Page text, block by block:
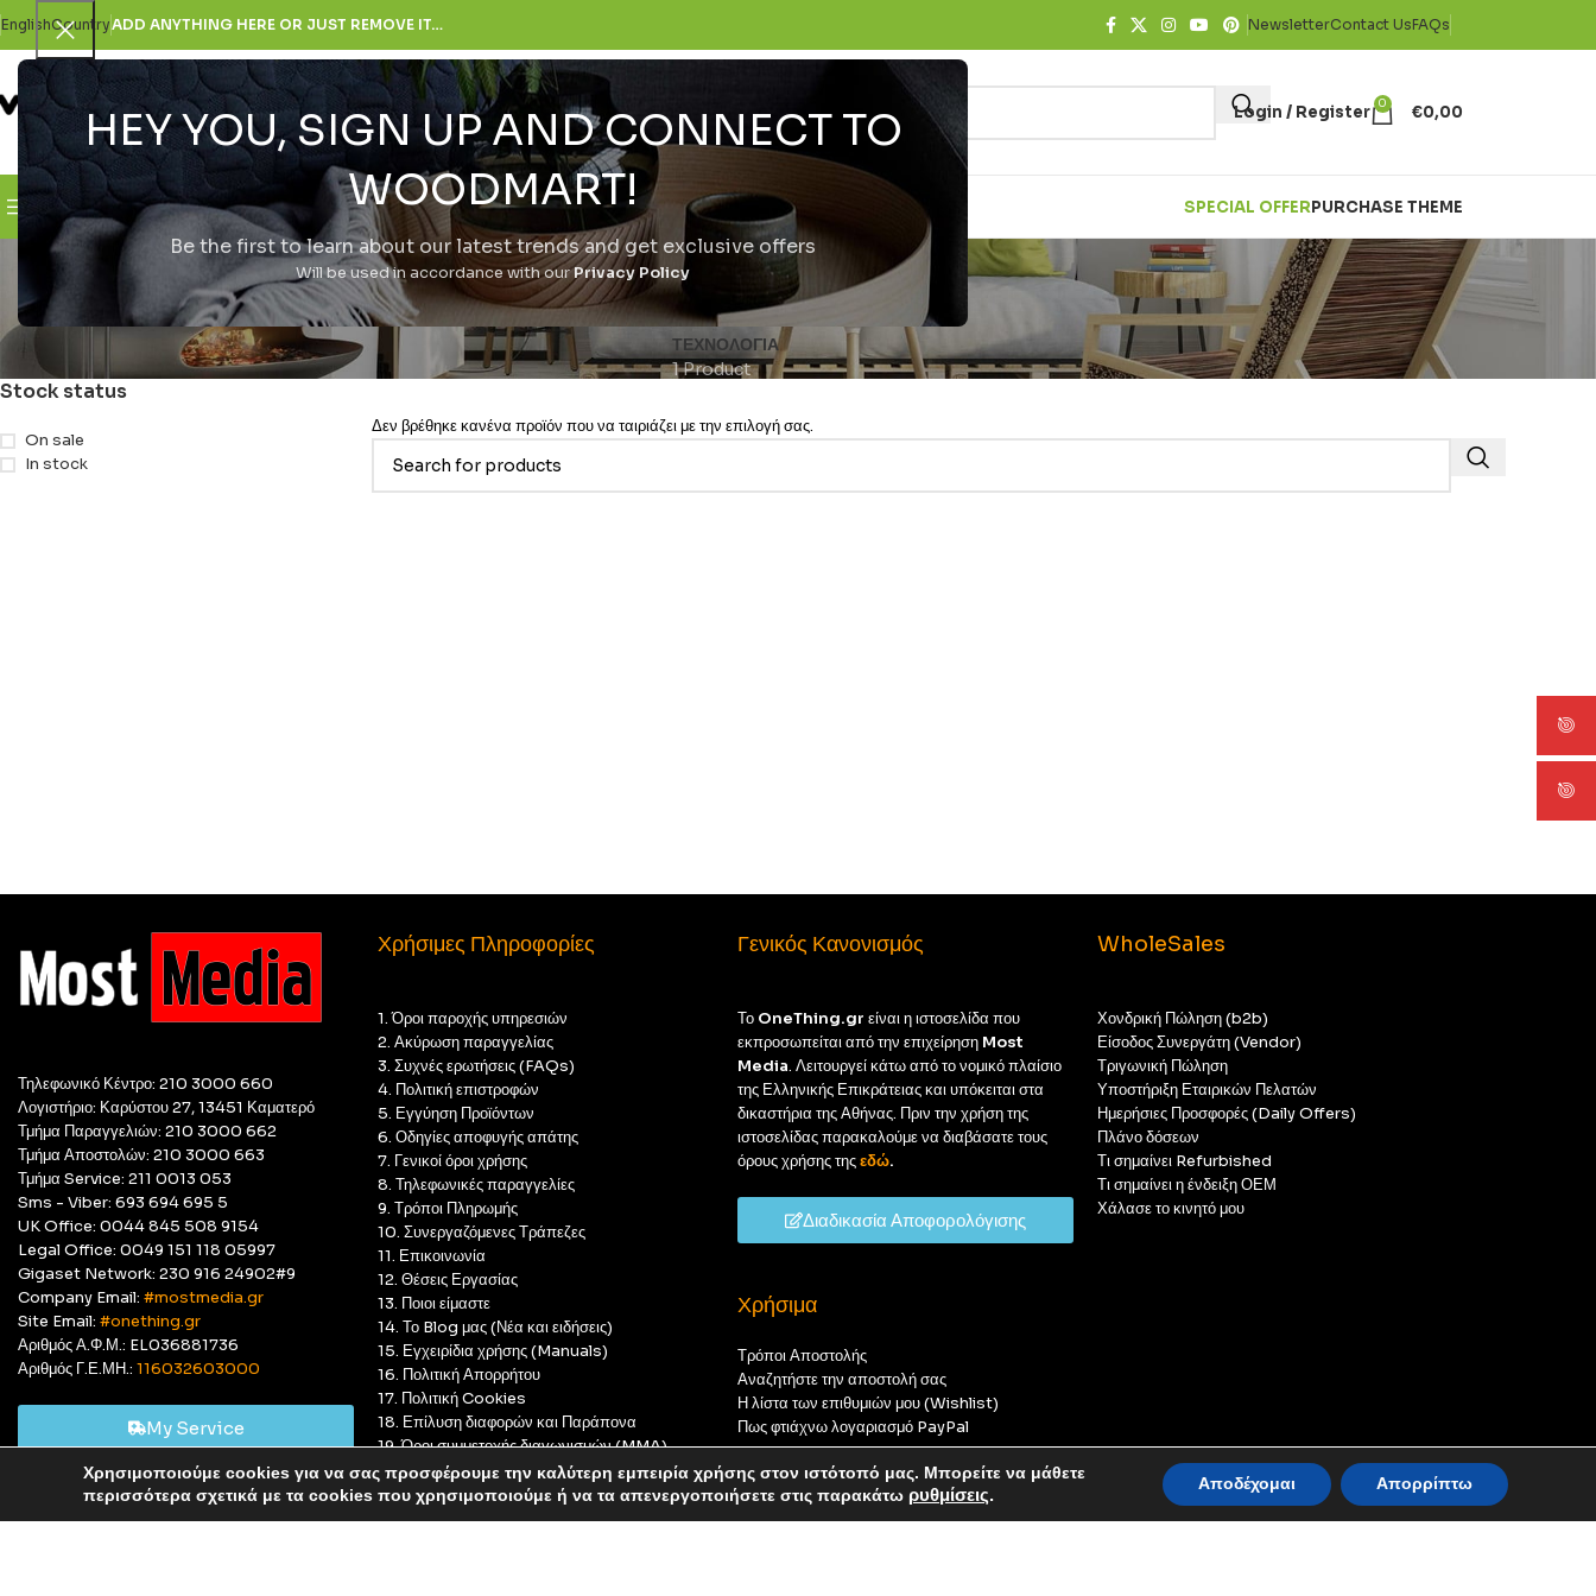
HEY YOU, SIGN UP AND CONNECT TO
WOODMART!
Be the first to learn about our latest trends and get exclusive offers
Will be used in accordance with ourPrivacy Policy
Αυτό είναι ένα δοκιμαστικό κατάστημα για δοκιμαστικούς σκοπούς — καμία παραγγελία δεν θα ολοκληρωθεί.
EnglishCountryADD ANYTHING HERE OR JUST REMOVE IT… NewsletterContact UsFAQs
SELECT CATEGORY
Login / Register 0 €0,00
Browse Categories H Εταιρεία SPECIAL OFFERPURCHASE THEME
6300mAh
ΤΕΧΝΟΛΟΓΊΑ
1 Product
Stock status
On sale
In stock
Δεν βρέθηκε κανένα προϊόν που να ταιριάζει με την επιλογή σας.
Τηλεφωνικό Κέντρο: 210 3000 660
Λογιστήριο: Καρύστου 27, 13451 Καματερό
Τμήμα Παραγγελιών: 210 3000 662
Τμήμα Αποστολών: 210 3000 663
Τμήμα Service: 211 0013 053
Sms - Viber: 693 694 695 5
UK Office: 0044 845 508 9154
Legal Office: 0049 151 118 05997
Gigaset Network: 230 916 24902#9
Company Email: #mostmedia.gr
Site Email: #onething.gr
Αριθμός Α.Φ.Μ.: EL036881736
Αριθμός Γ.Ε.ΜΗ.: 116032603000
My Service
Χρήσιμες Πληροφορίες
1. Όροι παροχής υπηρεσιών
2. Ακύρωση παραγγελίας
3. Συχνές ερωτήσεις (FAQs)
4. Πολιτική επιστροφών
5. Εγγύηση Προϊόντων
6. Οδηγίες αποφυγής απάτης
7. Γενικοί όροι χρήσης
8. Τηλεφωνικές παραγγελίες
9. Τρόποι Πληρωμής
10. Συνεργαζόμενες Τράπεζες
11. Επικοινωνία
12. Θέσεις Εργασίας
13. Ποιοι είμαστε
14. Το Blog μας (Νέα και ειδήσεις)
15. Εγχειρίδια χρήσης (Manuals)
16. Πολιτική Απορρήτου
17. Πολιτική Cookies
18. Επίλυση διαφορών και Παράπονα
19. Όροι συμμετοχής διαγωνισμών (MMA)
20. GDPR Compliant
Γενικός Κανονισμός
Το OneThing.gr είναι η ιστοσελίδα που
εκπροσωπείται από την επιχείρηση Most
Media. Λειτουργεί κάτω από το νομικό πλαίσιο
της Ελληνικής Επικράτειας και υπόκειται στα
δικαστήρια της Αθήνας. Πριν την χρήση της
ιστοσελίδας παρακαλούμε να διαβάσατε τους
όρους χρήσης τηςεδώ.
Διαδικασία Αποφορολόγισης
Χρήσιμα
Τρόποι Αποστολής
Αναζητήστε την αποστολή σας
Η λίστα των επιθυμιών μου (Wishlist)
Πως φτιάχνω λογαριασμό PayPal
WholeSales
Χονδρική Πώληση (b2b)
Είσοδος Συνεργάτη (Vendor)
Τριγωνική Πώληση
Υποστήριξη Εταιρικών Πελατών
Ημερήσιες Προσφορές (Daily Offers)
Πλάνο δόσεων
Τι σημαίνει Refurbished
Τι σημαίνει η ένδειξη ΟΕΜ
Χάλασε το κινητό μου
© Most Media 2011 - 2025, All rights reserved
Χρησιμοποιούμε cookies για να σας προσφέρουμε την καλύτερη εμπειρία χρήσης στον ιστότοπό μας. Μπορείτε να μάθετε
περισσότερα σχετικά με τα cookies που χρησιμοποιούμε ή να τα απενεργοποιήσετε στις παρακάτω ρυθμίσεις. Αποδέχομαι Απορρίπτω